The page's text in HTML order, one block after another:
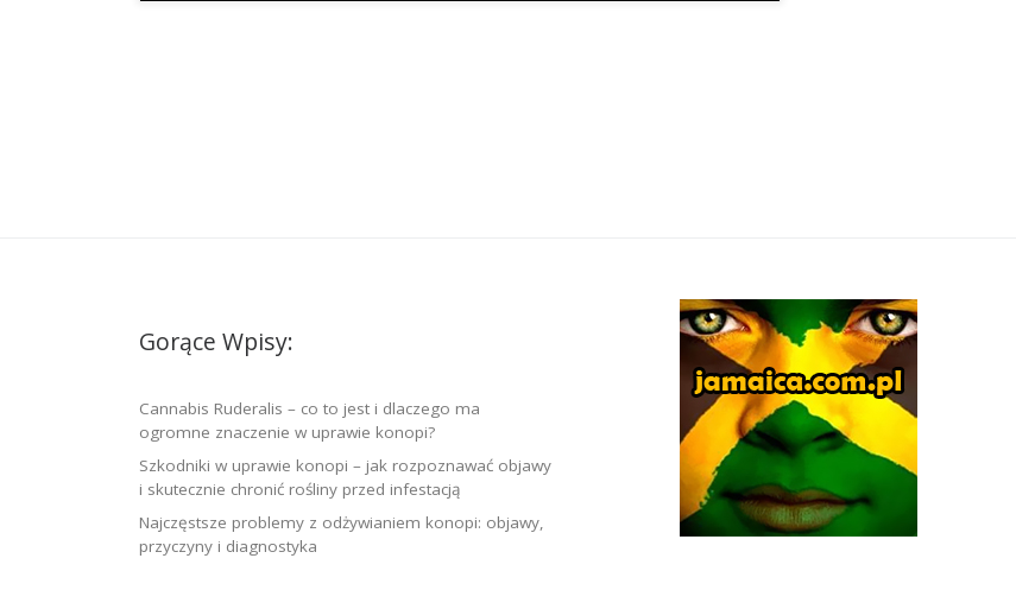
Gorące Wpisy:
Cannabis Ruderalis – co to jest i dlaczego ma
ogromne znaczenie w uprawie konopi?
Szkodniki w uprawie konopi – jak rozpoznawać objawy
i skutecznie chronić rośliny przed infestacją
Najczęstsze problemy z odżywianiem konopi: objawy,
przyczyny i diagnostyka